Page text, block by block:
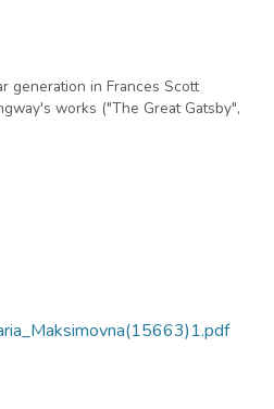
generation in Frances Scott
works ("The Great Gatsby",